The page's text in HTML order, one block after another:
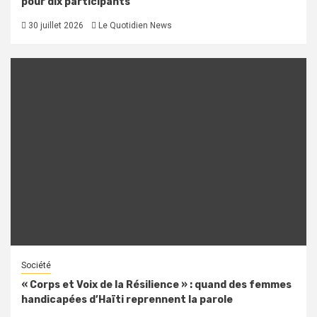
30 juillet 2026 Le Quotidien News
Société
« Corps et Voix de la Résilience » : quand des femmes
handicapées d’Haïti reprennent la parole